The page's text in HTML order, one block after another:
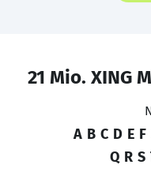
21 Mio. XING
A B C D E F
Q R S